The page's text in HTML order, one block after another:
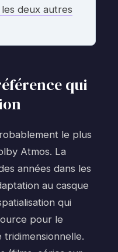
deux autres
qui
le plus
Atmos. La
années dans les
au casque
qui
pour le